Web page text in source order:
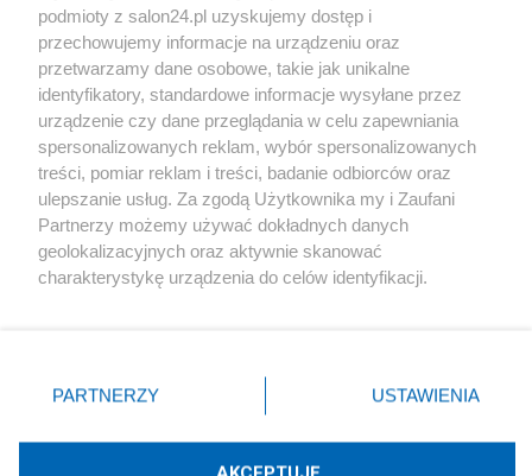
Społeczeństwo
Kultura
X Facebook Instagram Youtube
podmioty z salon24.pl uzyskujemy dostęp i
przechowujemy informacje na urządzeniu oraz
przetwarzamy dane osobowe, takie jak unikalne
identyfikatory, standardowe informacje wysyłane przez
urządzenie czy dane przeglądania w celu zapewniania
spersonalizowanych reklam, wybór spersonalizowanych
treści, pomiar reklam i treści, badanie odbiorców oraz
ulepszanie usług. Za zgodą Użytkownika my i Zaufani
Partnerzy możemy używać dokładnych danych
geolokalizacyjnych oraz aktywnie skanować
charakterystykę urządzenia do celów identyfikacji.
zmienić/wycofać klikając przycisk ustawień prywatności
znajdujący się w lewym dolnym rogu strony
rodzaje przetwarzania danych nie wymagają zgody
użytkownika, ale masz prawo sprzeciwić się takiemu
PARTNERZY USTAWIENIA